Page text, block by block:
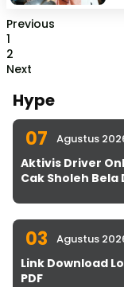
Previous
1
2
Next
Hype
07 Agustus
Aktivis Driver
Cak Sholeh
03 Agustus
Link Download
PDF